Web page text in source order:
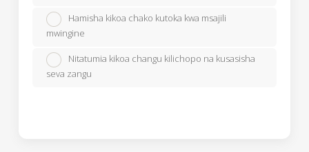
Hamisha kikoa chako kutoka kwa msajili
mwingine
Nitatumia kikoa changu kilichopo na kusasisha
seva zangu